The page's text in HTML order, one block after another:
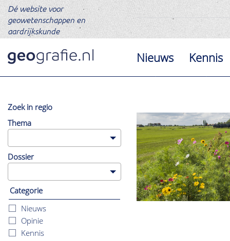
Dé website voor
geowetenschappen en
aardrijkskunde
Nieuws Kennis
Zoek in regio
Er
worden
resultaten
deze
Klik
hier
om
te
resetten.
Thema
Dossier
Categorie
Nieuws
Opinie
Kennis